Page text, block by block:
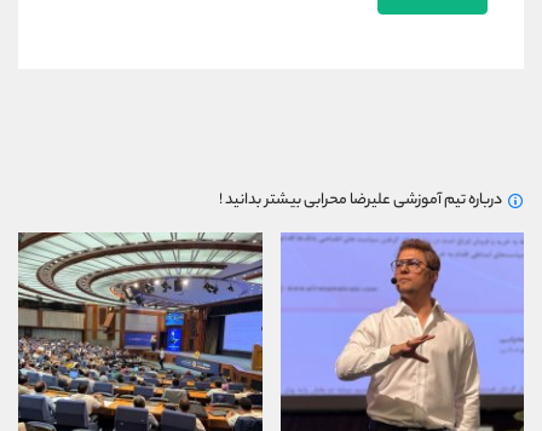
درباره تیم آموزشی علیرضا محرابی بیشتر بدانید !